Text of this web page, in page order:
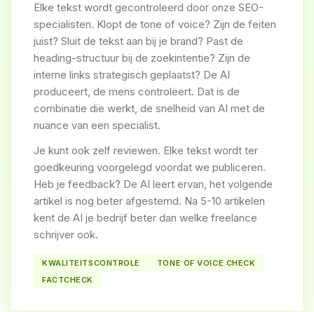
Elke tekst wordt gecontroleerd door onze SEO-
specialisten. Klopt de tone of voice? Zijn de feiten
juist? Sluit de tekst aan bij je brand? Past de
heading-structuur bij de zoekintentie? Zijn de
interne links strategisch geplaatst? De AI
produceert, de mens controleert. Dat is de
combinatie die werkt, de snelheid van AI met de
nuance van een specialist.
Je kunt ook zelf reviewen. Elke tekst wordt ter
goedkeuring voorgelegd voordat we publiceren.
Heb je feedback? De AI leert ervan, het volgende
artikel is nog beter afgestemd. Na 5-10 artikelen
kent de AI je bedrijf beter dan welke freelance
schrijver ook.
KWALITEITSCONTROLE
TONE OF VOICE CHECK
FACTCHECK